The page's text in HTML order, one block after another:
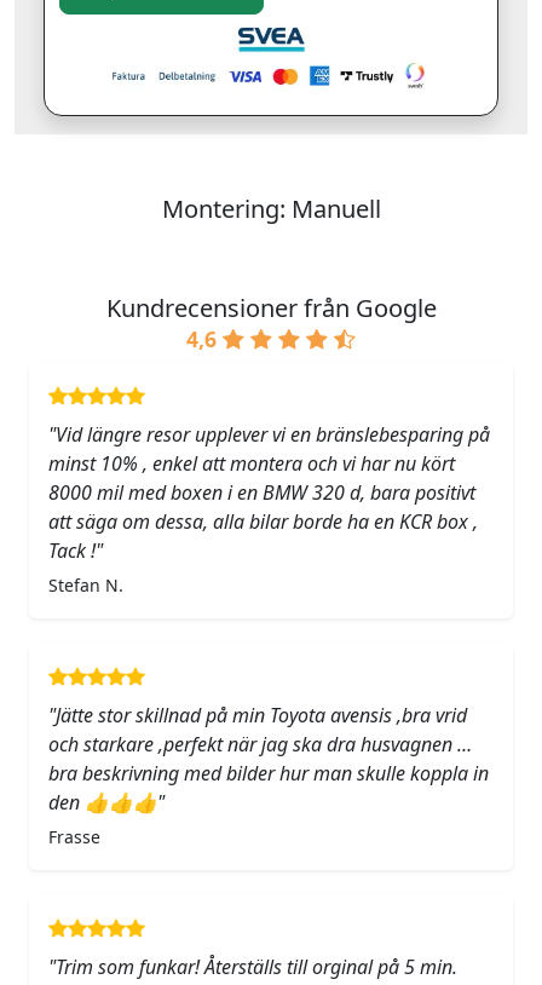
Montering: Manuell
Kundrecensioner från Google
4,6
"Vid längre resor upplever vi en bränslebesparing på
minst 10% , enkel att montera och vi har nu kört
8000 mil med boxen i en BMW 320 d, bara positivt
att säga om dessa, alla bilar borde ha en KCR box ,
Tack !"
Stefan N.
"Jätte stor skillnad på min Toyota avensis ,bra vrid
och starkare ,perfekt när jag ska dra husvagnen …
bra beskrivning med bilder hur man skulle koppla in
den 👍👍👍"
Frasse
"Trim som funkar! Återställs till orginal på 5 min.